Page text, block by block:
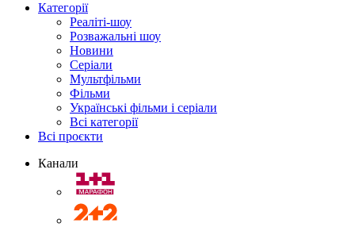
Категорії
Реаліті-шоу
Розважальні шоу
Новини
Серіали
Мультфільми
Фільми
Українські фільми і серіали
Всі категорії
Всі проєкти
Канали